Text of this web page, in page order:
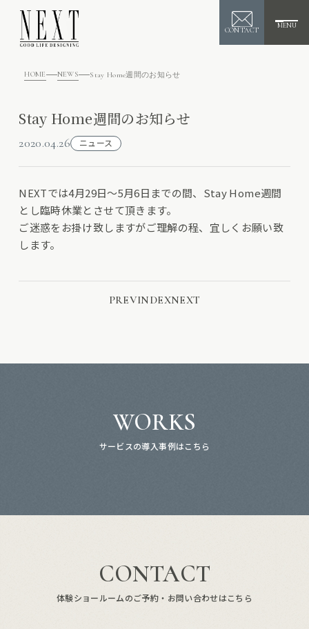
CONTACT
MENU
HOME NEWS Stay Home週間のお知らせ
Stay Home週間のお知らせ
2020.04.26 ニュース
NEXTでは4月29日〜5月6日までの間、Stay Home週間
とし臨時休業とさせて頂きます。
ご迷惑をお掛け致しますがご理解の程、宜しくお願い致
します。
PREVINDEXNEXT
WORKS
サービスの導入事例はこちら
CONTACT
体験ショールームのご予約・お問い合わせはこちら